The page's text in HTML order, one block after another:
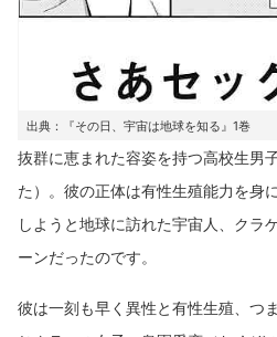
出典：『その日、宇宙は地球を知る』1巻
抜群に恵まれた容姿を持つ高校生男
た）。彼の正体は有性生殖能力を身
しようと地球に訪れた宇宙人、クラ
ーンだったのです。
彼は一刻も早く異性と有性生殖、つ